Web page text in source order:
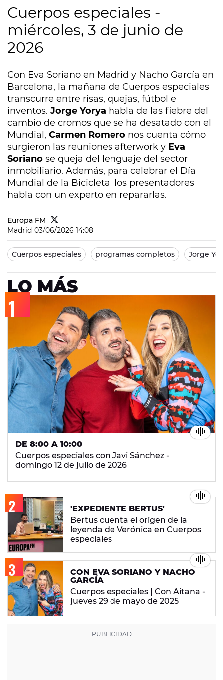
Cuerpos especiales -
miércoles, 3 de junio de
2026
Con Eva Soriano en Madrid y Nacho García en
Barcelona, la mañana de Cuerpos especiales
transcurre entre risas, quejas, fútbol e
inventos. Jorge Yorya habla de las fiebre del
cambio de cromos que se ha desatado con el
Mundial, Carmen Romero nos cuenta cómo
surgieron las reuniones afterwork y Eva
Soriano se queja del lenguaje del sector
inmobiliario. Además, para celebrar el Día
Mundial de la Bicicleta, los presentadores
habla con un experto en repararlas.
Europa FM
Madrid 03/06/2026 14:08
Cuerpos especiales programas completos Jorge
LO MÁS
DE 8:00 A 10:00
Cuerpos especiales con Javi Sánchez -
domingo 12 de julio de 2026
'EXPEDIENTE BERTUS'
Bertus cuenta el origen de la
leyenda de Verónica en Cuerpos
especiales
CON EVA SORIANO Y NACHO
GARCÍA
Cuerpos especiales | Con Aitana -
jueves 29 de mayo de 2025